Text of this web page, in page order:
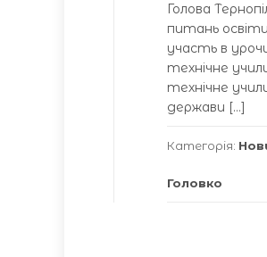
Голова
питань
участь в
технічне
технічне
держави […]
Категорія:
Головко